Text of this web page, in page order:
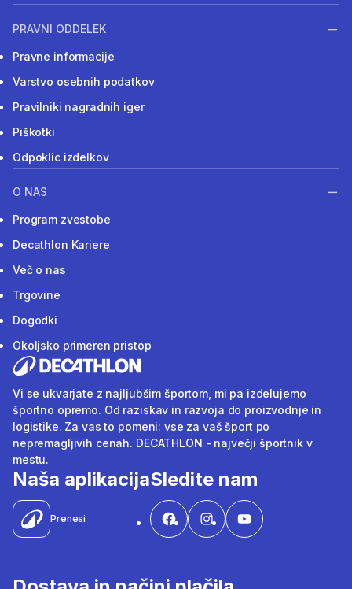
PRAVNI ODDELEK
Pravne informacije
Varstvo osebnih podatkov
Pravilniki nagradnih iger
Piškotki
Odpoklic izdelkov
O NAS
Program zvestobe
Decathlon Kariere
Več o nas
Trgovine
Dogodki
Okoljsko primeren pristop
Vi se ukvarjate z najljubšim športom, mi pa izdelujemo
športno opremo. Od raziskav in razvoja do proizvodnje in
logistike. Za vas to pomeni: vse za vaš šport po
nepremagljivih cenah. DECATHLON - največji športnik v
mestu.
Naša aplikacija
Prenesi
Sledite nam